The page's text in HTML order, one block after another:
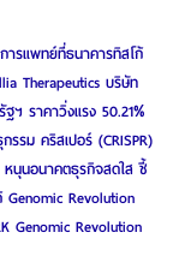
รแพทย์ที่ธนาคารทิสโก้
Therapeutics บริษัท
ราคาวิ่งแรง 50.21%
รม คริสเปอร์ (CRISPR)
หนุนอนาคตธุรกิจสดใส ชี้
Genomic Revolution
Genomic Revolution